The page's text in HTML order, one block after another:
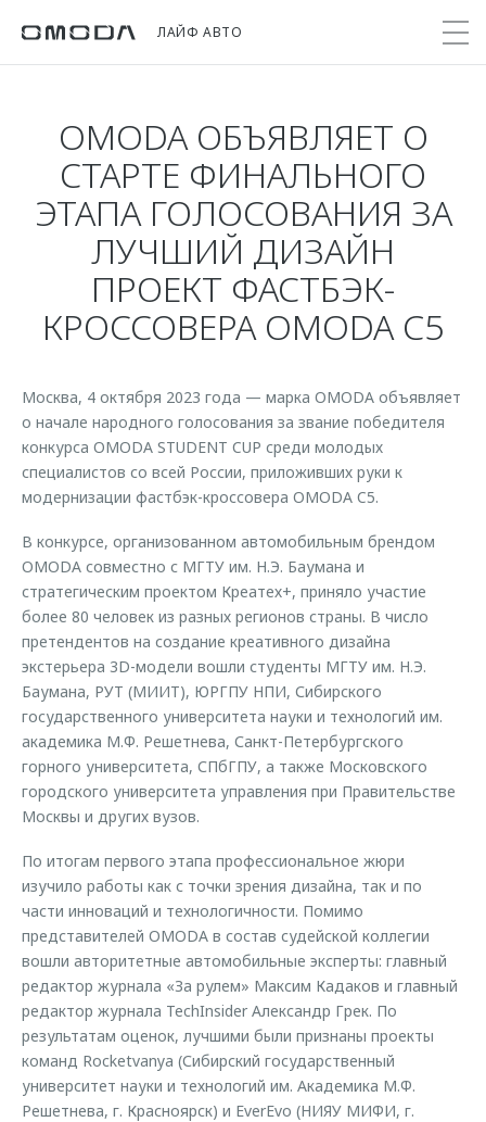
ЛАЙФ АВТО
Модели
C5
от 2 299 000 ₽*
C7
от 2 739 000 ₽*
Покупателям
Выбор и покупка
Сравнить комплектации
Записаться на тест-драйв
Cпецпредложения
Кредит и страхование
Кредитные программы
Страхование
Кредитный калькулятор
Одежда и сувениры
Оригинальные аксессуары
Запчасти
Трейд-ин
Калькулятор трейд-ин
Владельцам
Сервис
Записаться на сервис
Кузовной ремонт
Поддержка
Гарантия
Дополнительная техническая поддержка
Руководства по эксплуатации
Клиентская поддержка
O&J Автоклуб
Клуб владельцев OMODA
Приложение O&J
Аксессуары
Одежда и сувениры
Оригинальные аксессуары
Запчасти
Мир OMODA
О бренде
Онлайн-сервисы
Приложение O&J
Бренд JAECOO
Правовая информация
OMODA ОБЪЯВЛЯЕТ О
СТАРТЕ ФИНАЛЬНОГО
ЭТАПА ГОЛОСОВАНИЯ ЗА
ЛУЧШИЙ ДИЗАЙН
ПРОЕКТ ФАСТБЭК-
КРОССОВЕРА OMODA C5
Москва, 4 октября 2023 года — марка OMODA объявляет
о начале народного голосования за звание победителя
конкурса OMODA STUDENT CUP среди молодых
специалистов со всей России, приложивших руки к
модернизации фастбэк-кроссовера OMODA C5.
В конкурсе, организованном автомобильным брендом
OMODA совместно с МГТУ им. Н.Э. Баумана и
стратегическим проектом Креатех+, приняло участие
более 80 человек из разных регионов страны. В число
претендентов на создание креативного дизайна
экстерьера 3D-модели вошли студенты МГТУ им. Н.Э.
Баумана, РУТ (МИИТ), ЮРГПУ НПИ, Сибирского
государственного университета науки и технологий им.
академика М.Ф. Решетнева, Санкт-Петербургского
горного университета, СПбГПУ, а также Московского
городского университета управления при Правительстве
Москвы и других вузов.
По итогам первого этапа профессиональное жюри
изучило работы как с точки зрения дизайна, так и по
части инноваций и технологичности. Помимо
представителей OMODA в состав судейской коллегии
вошли авторитетные автомобильные эксперты: главный
редактор журнала «За рулем» Максим Кадаков и главный
редактор журнала TechInsider Александр Грек. По
результатам оценок, лучшими были признаны проекты
команд Rocketvanya (Сибирский государственный
университет науки и технологий им. Академика М.Ф.
Решетнева, г. Красноярск) и EverEvo (НИЯУ МИФИ, г.